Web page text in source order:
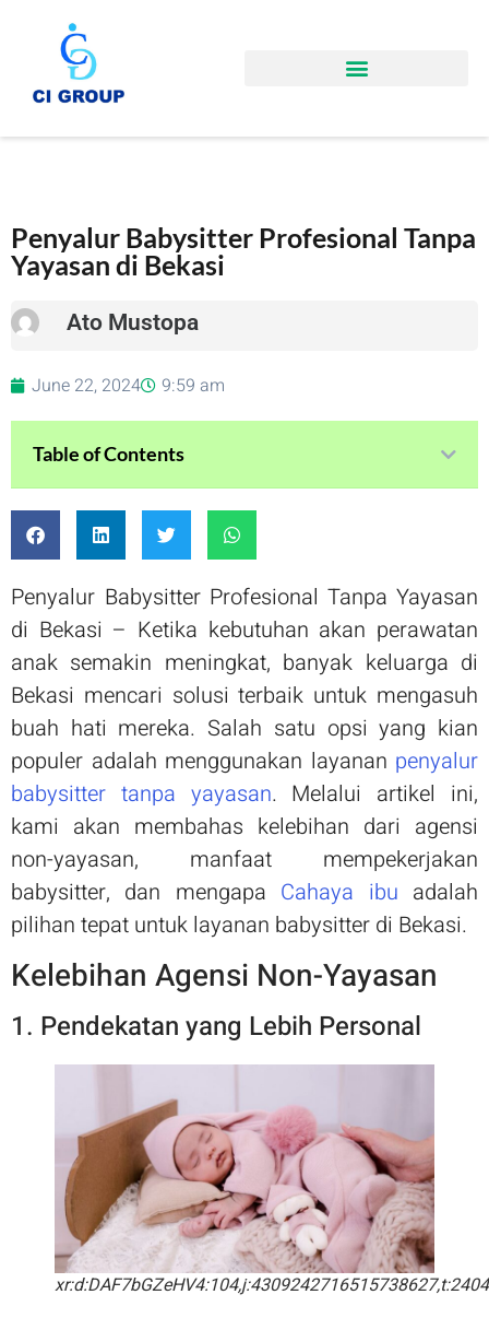
Penyalur Babysitter Profesional Tanpa
Yayasan di Bekasi
Ato Mustopa
June 22, 2024 9:59 am
Table of Contents
Penyalur Babysitter Profesional Tanpa Yayasan
di Bekasi – Ketika kebutuhan akan perawatan
anak semakin meningkat, banyak keluarga di
Bekasi mencari solusi terbaik untuk mengasuh
buah hati mereka. Salah satu opsi yang kian
populer adalah menggunakan layanan penyalur
babysitter tanpa yayasan. Melalui artikel ini,
kami akan membahas kelebihan dari agensi
non-yayasan, manfaat mempekerjakan
babysitter, dan mengapa Cahaya ibu adalah
pilihan tepat untuk layanan babysitter di Bekasi.
Kelebihan Agensi Non-Yayasan
1. Pendekatan yang Lebih Personal